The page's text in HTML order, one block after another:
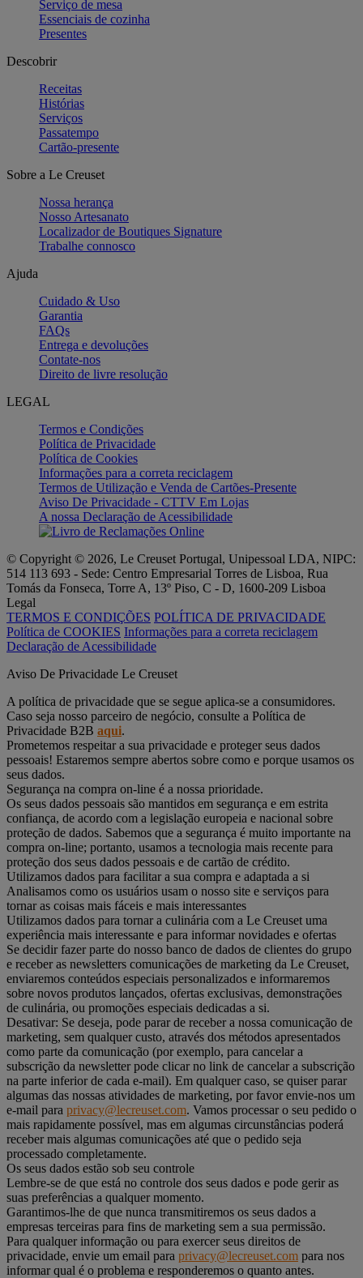
Serviço de mesa
Essenciais de cozinha
Presentes
Descobrir
Receitas
Histórias
Serviços
Passatempo
Cartão-presente
Sobre a Le Creuset
Nossa herança
Nosso Artesanato
Localizador de Boutiques Signature
Trabalhe connosco
Ajuda
Cuidado & Uso
Garantia
FAQs
Entrega e devoluções
Contate-nos
Direito de livre resolução
LEGAL
Termos e Condições
Política de Privacidade
Política de Cookies
Informações para a correta reciclagem
Termos de Utilização e Venda de Cartões-Presente
Aviso De Privacidade - CTTV Em Lojas
A nossa Declaração de Acessibilidade
© Copyright © 2026, Le Creuset Portugal, Unipessoal LDA, NIPC:
514 113 693 - Sede: Centro Empresarial Torres de Lisboa, Rua
Tomás da Fonseca, Torre A, 13º Piso, C - D, 1600-209 Lisboa
Legal
TERMOS E CONDIÇÕES POLÍTICA DE PRIVACIDADE
Política de COOKIES Informações para a correta reciclagem
Declaração de Acessibilidade
Aviso De Privacidade Le Creuset
A política de privacidade que se segue aplica-se a consumidores.
Caso seja nosso parceiro de negócio, consulte a Política de
Privacidade B2B aqui.
Prometemos respeitar a sua privacidade e proteger seus dados
pessoais! Estaremos sempre abertos sobre como e porque usamos os
seus dados.
Segurança na compra on-line é a nossa prioridade.
Os seus dados pessoais são mantidos em segurança e em estrita
confiança, de acordo com a legislação europeia e nacional sobre
proteção de dados. Sabemos que a segurança é muito importante na
compra on-line; portanto, usamos a tecnologia mais recente para
proteção dos seus dados pessoais e de cartão de crédito.
Utilizamos dados para facilitar a sua compra e adaptada a si
Analisamos como os usuários usam o nosso site e serviços para
tornar as coisas mais fáceis e mais interessantes
Utilizamos dados para tornar a culinária com a Le Creuset uma
experiência mais interessante e para informar novidades e ofertas
Se decidir fazer parte do nosso banco de dados de clientes do grupo
e receber as newsletters comunicações de marketing da Le Creuset,
enviaremos conteúdos especiais personalizados e informaremos
sobre novos produtos lançados, ofertas exclusivas, demonstrações
de culinária, ou promoções especiais dedicadas a si.
Desativar: Se deseja, pode parar de receber a nossa comunicação de
marketing, sem qualquer custo, através dos métodos apresentados
como parte da comunicação (por exemplo, para cancelar a
subscrição da newsletter pode clicar no link de cancelar a subscrição
na parte inferior de cada e-mail). Em qualquer caso, se quiser parar
algumas das nossas atividades de marketing, por favor envie-nos um
e-mail para privacy@lecreuset.com. Vamos processar o seu pedido o
mais rapidamente possível, mas em algumas circunstâncias poderá
receber mais algumas comunicações até que o pedido seja
processado completamente.
Os seus dados estão sob seu controle
Lembre-se de que está no controle dos seus dados e pode gerir as
suas preferências a qualquer momento.
Garantimos-lhe de que nunca transmitiremos os seus dados a
empresas terceiras para fins de marketing sem a sua permissão.
Para qualquer informação ou para exercer seus direitos de
privacidade, envie um email para privacy@lecreuset.com para nos
informar qual é o problema e responderemos o quanto antes.